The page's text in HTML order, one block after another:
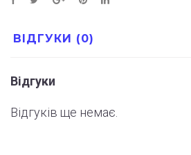
ВІДГУКИ (0)
Відгуки
Відгуків ще немає.